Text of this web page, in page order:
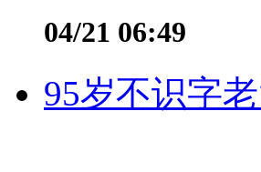
04/21 06:49
95岁不识字